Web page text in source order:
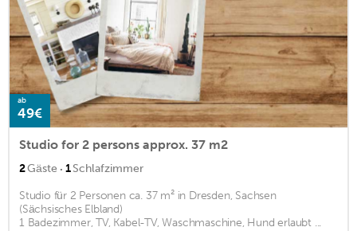
ab
49€
Studio for 2 persons approx. 37 m2
2Gäste · 1Schlafzimmer
Studio für 2 Personen ca. 37 m² in Dresden, Sachsen
(Sächsisches Elbland)
1 Badezimmer, TV, Kabel-TV, Waschmaschine, Hund erlaubt ...